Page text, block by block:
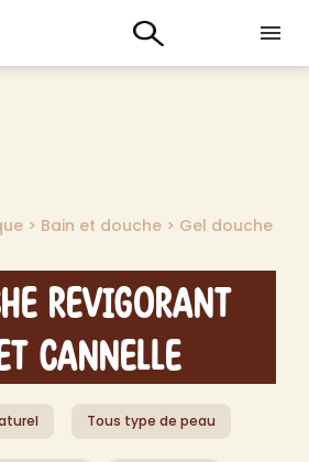
> Bain et douche > Gel douche
Revigorant
Cannelle
Tous type de peau